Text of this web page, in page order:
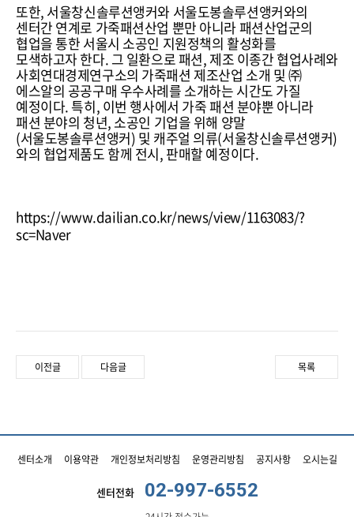
또한, 서울창신솔루션앵커와 서울도봉솔루션앵커와의
센터간 연계로 가죽패션산업 뿐만 아니라 패션산업군의
협업을 통한 서울시 소공인 지원정책의 활성화를
모색하고자 한다. 그 일환으로 패션, 제조 이종간 협업사례와
사회연대경제연구소의 가죽패션 제조산업 소개 및 ㈜
에스알의 공공구매 우수사례를 소개하는 시간도 가질
예정이다. 특히, 이번 행사에서 가죽 패션 분야뿐 아니라
패션 분야의 청년, 소공인 기업을 위해 양말
(서울도봉솔루션앵커) 및 캐주얼 의류(서울창신솔루션앵커)
와의 협업제품도 함께 전시, 판매할 예정이다.
https://www.dailian.co.kr/news/view/1163083/?
sc=Naver
이전글 다음글 목록
센터소개 이용약관 개인정보처리방침 운영관리방침 공지사항 오시는길
센터전화 02-997-6552